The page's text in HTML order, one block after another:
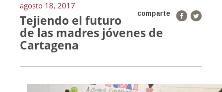
agosto 18, 2017
comparte
Tejiendo el futuro
de las madres jóvenes de
Cartagena